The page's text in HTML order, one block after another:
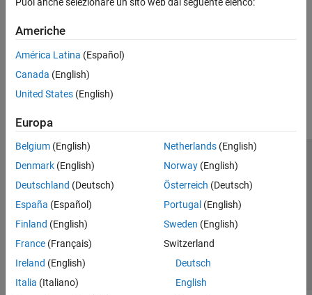
Puoi anche selezionare un sito web dal seguente elenco:
Americhe
América Latina (Español)
Canada (English)
United States (English)
Europa
Belgium (English)
Denmark (English)
Deutschland (Deutsch)
España (Español)
Finland (English)
France (Français)
Ireland (English)
Italia (Italiano)
Netherlands(English)
Norway(English)
Österreich (Deutsch)
Portugal (English)
Sweden (English)
Switzerland
Deutsch
English
Centro di fiducia
Informativa sulla privacy
Antipirateria
Stato dell'applicazione
Contatti
© 1994-2026 The MathWorks, Inc.